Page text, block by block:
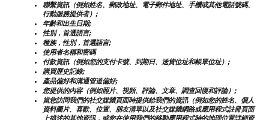
聯繫資訊（例如姓名、郵政地址、電子郵件地址、手機或其他電話號碼、
行動服務提供者）;
年齡和出生日期;
性別，首選語言;
種族，性別，首選語言;
使用者名稱和密碼
付款資訊（例如您的支付卡號、到期日、送貨位址和帳單位址）;
購買歷史記錄;
產品偏好和溝通管道偏好;
您提供的內容（例如照片、視頻、評論、文章、調查回復和評論）;
當您訪問我們的社交媒體頁面時提供給我們的資訊（例如您的姓名、個人
資料圖片、喜歡、位置、朋友清單以及社交媒體網路或應用程式註冊頁面